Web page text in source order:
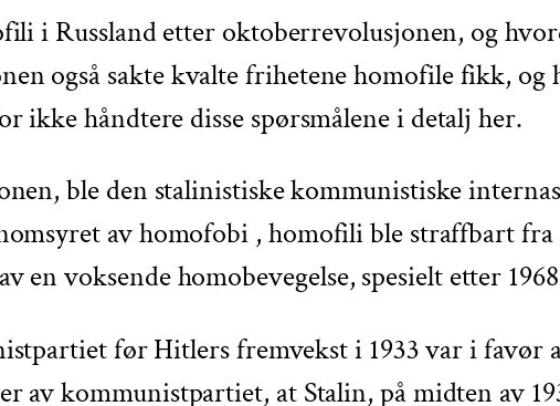
i Russland etter oktoberrevolusjonen, og
også sakte kvalte frihetene homofile fikk,
håndtere disse spørsmålene i detalj her.
ble den stalinistiske kommunistiske
av homofobi , homofili ble straffbart
en voksende homobevegelse, spesielt etter
før Hitlers fremvekst i 1933 var i favør
kommunistpartiet, at Stalin, på midten av